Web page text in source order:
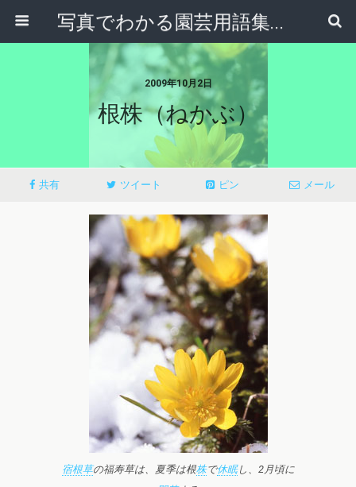
写真でわかる園芸用語集｜見て納得！かんたんガーデニング用語辞典
2009年10月2日
根株（ねかぶ）
共有 ツイート ピン メール
宿根草の福寿草は、夏季は根株で休眠し、2月頃に